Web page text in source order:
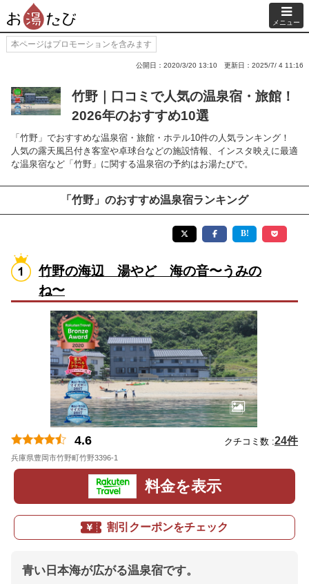
メニュー
本ページはプロモーションを含みます
公開日：2020/3/20 13:10 更新日：2025/7/ 4 11:16
竹野｜口コミで人気の温泉宿・旅館！
2026年のおすすめ10選
「竹野」でおすすめな温泉宿・旅館・ホテル10件の人気ランキング！
人気の露天風呂付き客室や卓球台などの施設情報、インスタ映えに最適
な温泉宿など「竹野」に関する温泉宿の予約はお湯たびで。
「竹野」のおすすめ温泉宿ランキング
竹野の海辺 湯やど 海の音〜うみの
ね〜
4.6 クチコミ数 :24件
兵庫県豊岡市竹野町竹野3396-1
料金を表示
割引クーポンをチェック
青い日本海が広がる温泉宿です。